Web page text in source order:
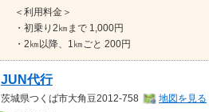
＜利用料金＞
・初乗り2㎞まで 1,000円
・2㎞以降、1㎞ごと 200円
JUN代行
茨城県つくば市大角豆2012-758 地図を見る